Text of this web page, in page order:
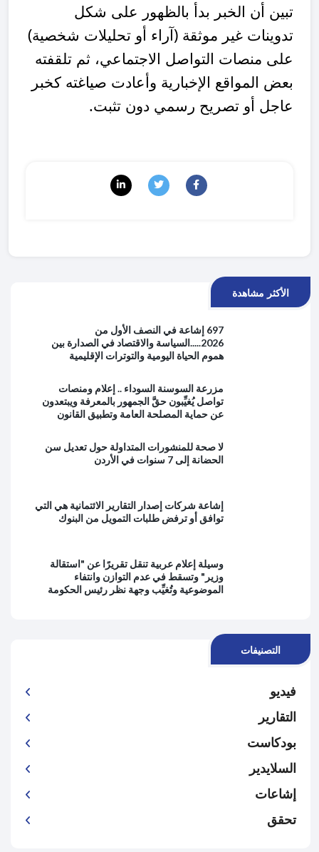
تبين أن الخبر بدأ بالظهور على شكل
تدوينات غير موثقة (آراء أو تحليلات شخصية)
على منصات التواصل الاجتماعي، ثم تلقفته
بعض المواقع الإخبارية وأعادت صياغته كخبر
عاجل أو تصريح رسمي دون تثبت.
الأكثر مشاهدة
697 إشاعة في النصف الأول من
2026.....السياسة والاقتصاد في الصدارة بين
هموم الحياة اليومية والتوترات الإقليمية
مزرعة السوسنة السوداء .. إعلام ومنصات
تواصل يُغيِّبون حقَّ الجمهور بالمعرفة ويبتعدون
عن حماية المصلحة العامة وتطبيق القانون
لا صحة للمنشورات المتداولة حول تعديل سن
الحضانة إلى 7 سنوات في الأردن
إشاعة شركات إصدار التقارير الائتمانية هي التي
توافق أو ترفض طلبات التمويل من البنوك
وسيلة إعلام عربية تنقل تقريرًا عن "استقالة
وزير" وتسقط في عدم التوازن وانتفاء
الموضوعية وتُغيِّب وجهة نظر رئيس الحكومة
التصنيفات
فيديو
التقارير
بودكاست
السلايدير
إشاعات
تحقق